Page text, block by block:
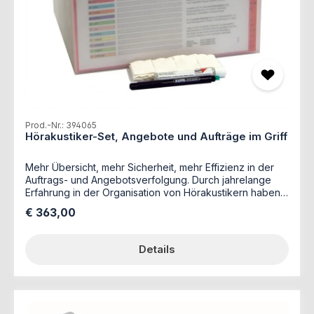
Prod.-Nr.: 394065
Hörakustiker-Set, Angebote und Aufträge im Griff
Mehr Übersicht, mehr Sicherheit, mehr Effizienz in der
Auftrags- und Angebotsverfolgung. Durch jahrelange
Erfahrung in der Organisation von Hörakustikern haben
und perfekt organisiert sind. Verwenden Sie die Farben
Sie die Aufträge mit der Wiedervorlage nach Tagen und
Monaten. Durch die Wiedervorlage steht jedes
Regulärer Preis:
€ 363,00
Details